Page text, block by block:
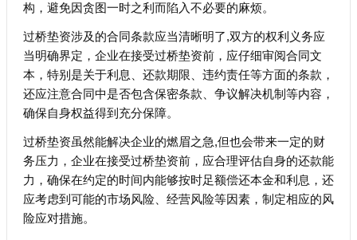
构，避免因贪图一时之利而陷入不必要的麻烦。
过桥垫资涉及的合同条款应当清晰明了,双方的权利义务应
当明确界定，企业在接受过桥垫资前，应仔细审阅合同文
本，特别是关于利息、还款期限、违约责任等方面的条款，
还应注意合同中是否包含保密条款、争议解决机制等内容，
确保自身权益得到充分保障。
过桥垫资虽然能解决企业的燃眉之急,但也会带来一定的财
务压力，企业在接受过桥垫资前，应合理评估自身的还款能
力，确保在约定的时间内能够按时足额偿还本金和利息，还
应考虑到可能的市场风险、经营风险等因素，制定相应的风
险应对措施。